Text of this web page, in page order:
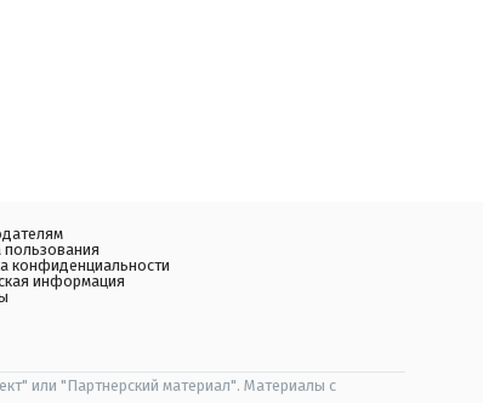
пользования
конфиденциальности
информация
или "Партнерский материал". Материалы с